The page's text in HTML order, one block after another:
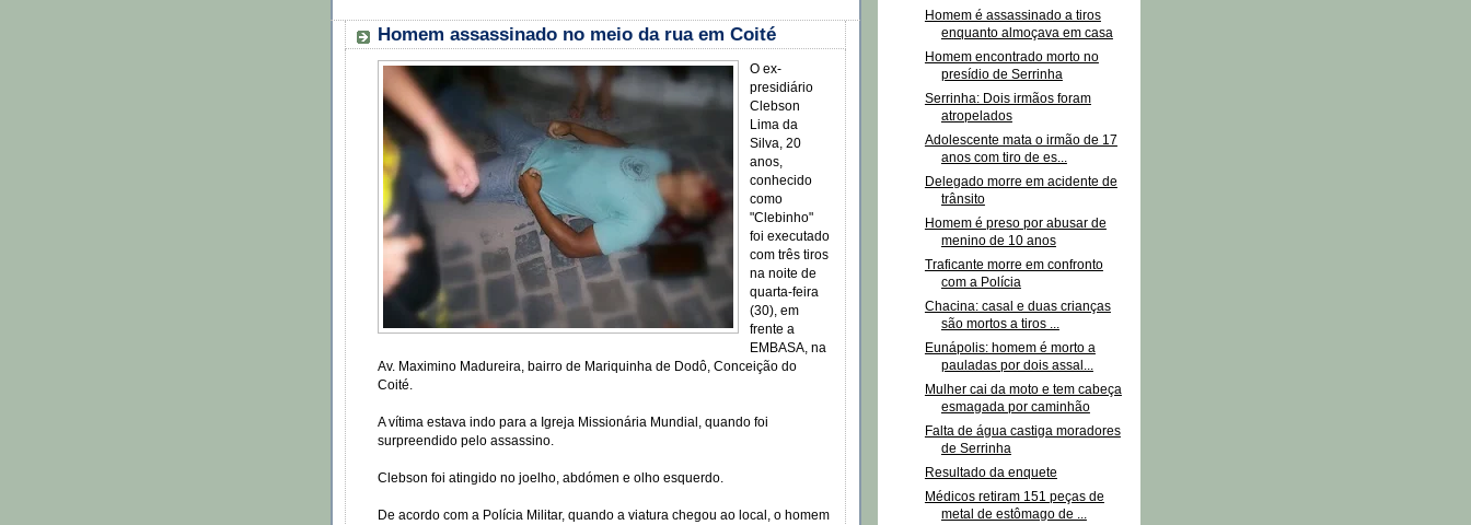
Homem assassinado no meio da rua em Coité
O ex-
presidiário
Clebson
Lima da
Silva, 20
anos,
conhecido
como
"Clebinho"
foi executado
com três tiros
na noite de
quarta-feira
(30), em
frente a
EMBASA, na
Av. Maximino Madureira, bairro de Mariquinha de Dodô, Conceição do
Coité.
A vítima estava indo para a Igreja Missionária Mundial, quando foi
surpreendido pelo assassino.
Clebson foi atingido no joelho, abdómen e olho esquerdo.
De acordo com a Polícia Militar, quando a viatura chegou ao local, o homem
Homem é assassinado a tiros
enquanto almoçava em casa
Homem encontrado morto no
presídio de Serrinha
Serrinha: Dois irmãos foram
atropelados
Adolescente mata o irmão de 17
anos com tiro de es...
Delegado morre em acidente de
trânsito
Homem é preso por abusar de
menino de 10 anos
Traficante morre em confronto
com a Polícia
Chacina: casal e duas crianças
são mortos a tiros ...
Eunápolis: homem é morto a
pauladas por dois assal...
Mulher cai da moto e tem cabeça
esmagada por caminhão
Falta de água castiga moradores
de Serrinha
Resultado da enquete
Médicos retiram 151 peças de
metal de estômago de ...